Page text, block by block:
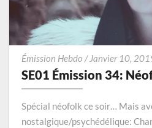
Émission Hebdo / Janvier 10,
SE01 Émission 34:
Spécial néofolk ce soir… Mais
nostalgique/psychédélique: